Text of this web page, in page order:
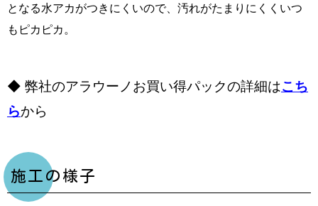
となる水アカがつきにくいので、汚れがたまりにくくいつ
もピカピカ。
◆ 弊社のアラウーノお買い得パックの詳細はこち
らから
施工の様子